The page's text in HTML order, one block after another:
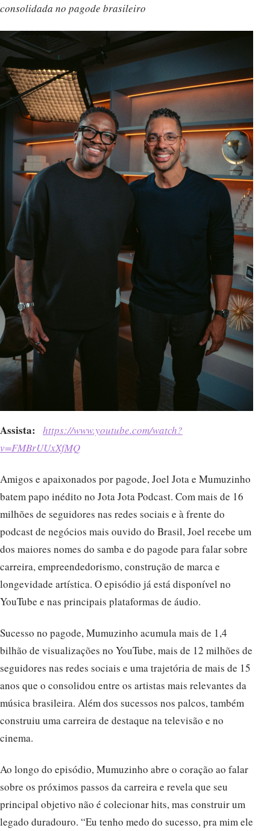
consolidada no pagode brasileiro
Assista: https://www.youtube.com/watch?
v=FMBrUUxXfMQ
Amigos e apaixonados por pagode, Joel Jota e Mumuzinho
batem papo inédito no Jota Jota Podcast. Com mais de 16
milhões de seguidores nas redes sociais e à frente do
podcast de negócios mais ouvido do Brasil, Joel recebe um
dos maiores nomes do samba e do pagode para falar sobre
carreira, empreendedorismo, construção de marca e
longevidade artística. O episódio já está disponível no
YouTube e nas principais plataformas de áudio.
Sucesso no pagode, Mumuzinho acumula mais de 1,4
bilhão de visualizações no YouTube, mais de 12 milhões de
seguidores nas redes sociais e uma trajetória de mais de 15
anos que o consolidou entre os artistas mais relevantes da
música brasileira. Além dos sucessos nos palcos, também
construiu uma carreira de destaque na televisão e no
cinema.
Ao longo do episódio, Mumuzinho abre o coração ao falar
sobre os próximos passos da carreira e revela que seu
principal objetivo não é colecionar hits, mas construir um
legado duradouro. “Eu tenho medo do sucesso, pra mim ele